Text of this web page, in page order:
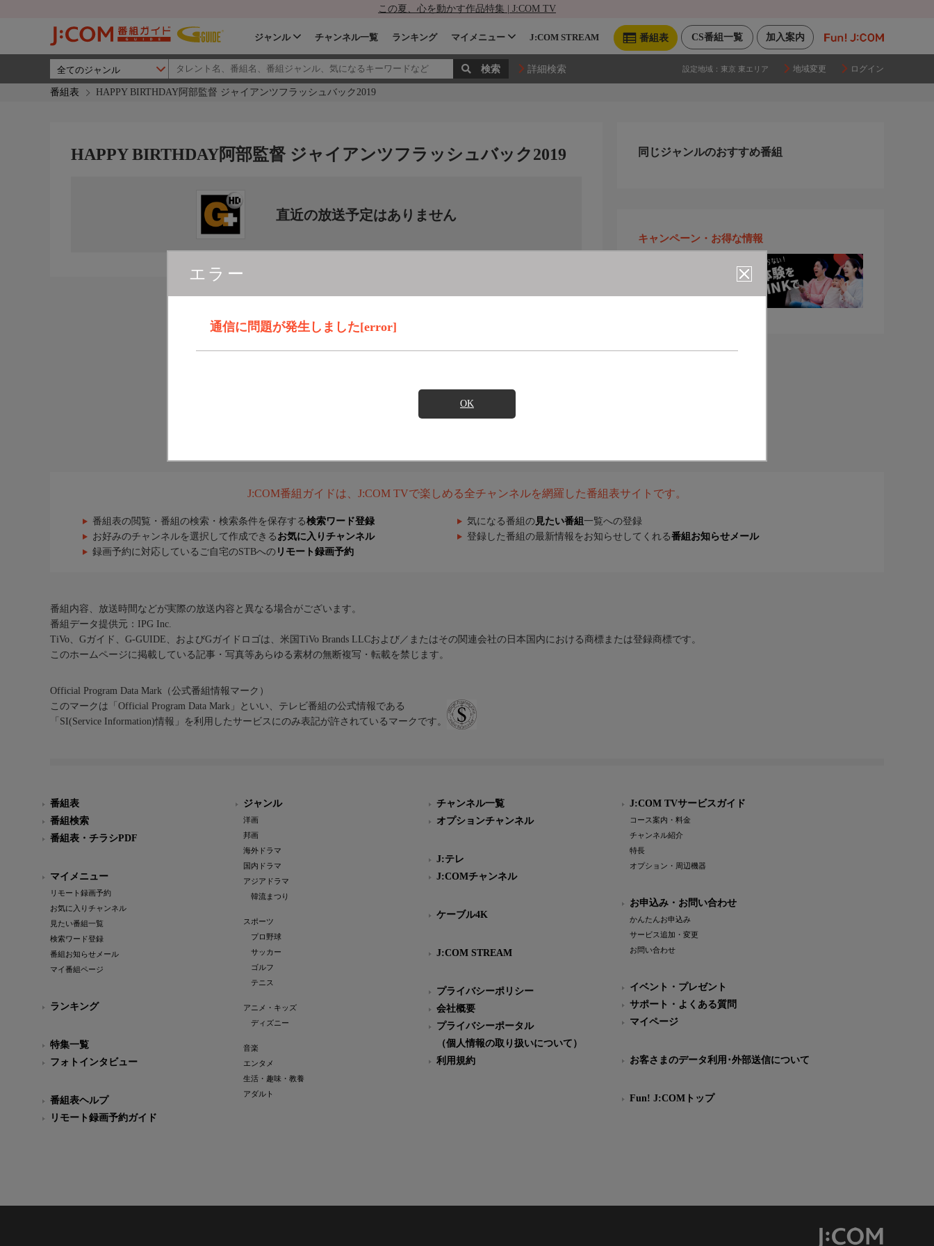
この夏、心を動かす作品特集 | J:COM TV
加入案内
CS番組一覧
番組表
ジャンル チャンネル一覧 ランキング マイメニュー J:COM STREAM
詳細検索 設定地域： 東京 東エリア 地域変更 ログイン
番組表 HAPPY BIRTHDAY阿部監督 ジャイアンツフラッシュバック2019
エラー
通信に問題が発生しました[error]
OK
HAPPY BIRTHDAY阿部監督 ジャイアンツフラッシュバック2019
直近の放送予定はありません
同じジャンルのおすすめ番組
キャンペーン・お得な情報
J:COM番組ガイドは、J:COM TVで楽しめる全チャンネルを網羅した番組表サイトです。
番組表の閲覧・番組の検索・検索条件を保存する検索ワード登録 気になる番組の 見たい番組 一覧への登録
お好みのチャンネルを選択して作成できる お気に入りチャンネル 登録した番組の最新情報をお知らせしてくれる番組お知らせメール
録画予約に対応しているご自宅のSTBへの リモート録画予約
番組内容、放送時間などが実際の放送内容と異なる場合がございます。
番組データ提供元：IPG Inc.
TiVo、Gガイド、G-GUIDE、およびGガイドロゴは、米国TiVo Brands LLCおよび／またはその関連会社の日本国内における商標または登録商標です。
このホームページに掲載している記事・写真等あらゆる素材の無断複写・転載を禁じます。
Official Program Data Mark（公式番組情報マーク）
このマークは「Official Program Data Mark」といい、テレビ番組の公式情報である
「SI(Service Information)情報」を利用したサービスにのみ表記が許されているマークです。
番組表
番組検索
番組表・チラシPDF
マイメニュー
リモート録画予約
お気に入りチャンネル
見たい番組一覧
検索ワード登録
番組お知らせメール
マイ番組ページ
ランキング
特集一覧
フォトインタビュー
番組表ヘルプ
リモート録画予約ガイド
ジャンル
洋画
邦画
海外ドラマ
国内ドラマ
アジアドラマ
韓流まつり
スポーツ
プロ野球
サッカー
ゴルフ
テニス
アニメ・キッズ
ディズニー
音楽
エンタメ
生活・趣味・教養
アダルト
チャンネル一覧
オプションチャンネル
J:テレ
J:COMチャンネル
ケーブル4K
J:COM STREAM
プライバシーポリシー
会社概要
プライバシーポータル
（個人情報の取り扱いについて）
利用規約
J:COM TVサービスガイド
コース案内・料金
チャンネル紹介
特長
オプション・周辺機器
お申込み・お問い合わせ
かんたんお申込み
サービス追加・変更
お問い合わせ
イベント・プレゼント
サポート・よくある質問
マイページ
お客さまのデータ利用･外部送信について
Fun! J:COMトップ